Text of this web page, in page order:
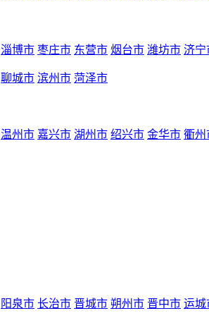
淄博市 枣庄市 东营市 烟台市 潍坊市 济宁
聊城市 滨州市 菏泽市
温州市 嘉兴市 湖州市 绍兴市 金华市 衢州
阳泉市 长治市 晋城市 朔州市 晋中市 运城